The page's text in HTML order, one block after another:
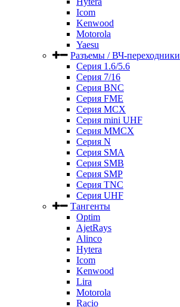
Icom
Kenwood
Motorola
Yaesu
Разъемы / ВЧ-переходники
Серия 1.6/5.6
Серия 7/16
Серия BNC
Серия FME
Серия MCX
Серия mini UHF
Серия MMCX
Серия N
Серия SMA
Серия SMB
Серия SMP
Серия TNC
Серия UHF
Тангенты
Optim
AjetRays
Alinco
Hytera
Icom
Kenwood
Lira
Motorola
Racio